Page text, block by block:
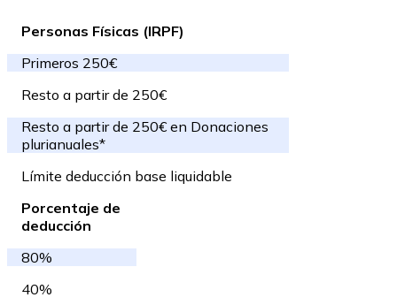
Personas Físicas (IRPF)
Primeros 250€
Resto a partir de 250€
Resto a partir de 250€ en Donaciones
plurianuales*
Límite deducción base liquidable
Porcentaje de
deducción
80%
40%